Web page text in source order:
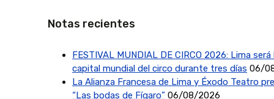
Notas recientes
FESTIVAL MUNDIAL DE CIRCO 2026: Lima será
capital mundial del circo durante tres días 06/
La Alianza Francesa de Lima y Éxodo Teatro
“Las bodas de Fígaro” 06/08/2026